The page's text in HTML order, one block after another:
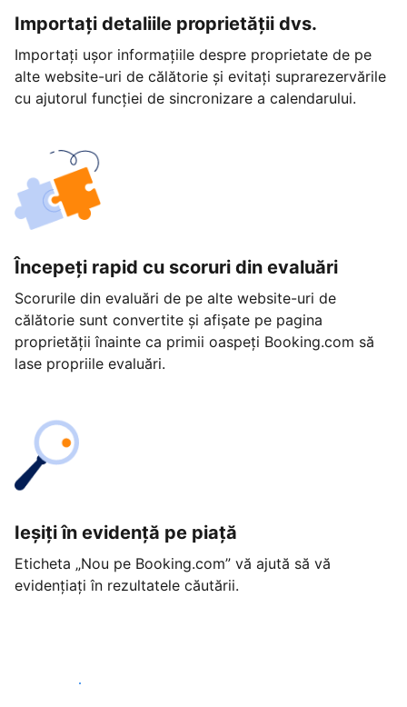
Importați detaliile proprietății dvs.
Importați ușor informațiile despre proprietate de pe
alte website-uri de călătorie și evitați suprarezervările
cu ajutorul funcției de sincronizare a calendarului.
Începeți rapid cu scoruri din evaluări
Scorurile din evaluări de pe alte website-uri de
călătorie sunt convertite și afișate pe pagina
proprietății înainte ca primii oaspeți Booking.com să
lase propriile evaluări.
Ieșiți în evidență pe piață
Eticheta „Nou pe Booking.com” vă ajută să vă
evidențiați în rezultatele căutării.
Începeți astăzi